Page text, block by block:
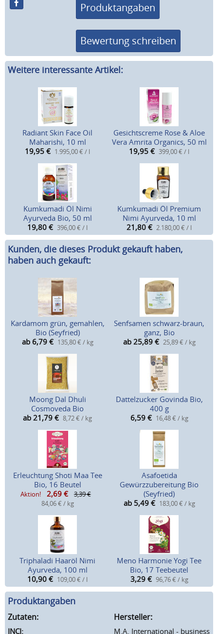
Produktangaben
Bewertung schreiben
Weitere interessante Artikel:
Radiant Skin Face Oil
Maharishi, 10 ml
19,95 € 1.995,00 € / l
Gesichtscreme Rose & Aloe
Vera Amrita Organics, 50 ml
19,95 € 399,00 € / l
Kumkumadi Öl Nimi
Ayurveda Bio, 50 ml
19,80 € 396,00 € / l
Kumkumadi Öl Premium
Nimi Ayurveda, 10 ml
21,80 € 2.180,00 € / l
Kunden, die dieses Produkt gekauft haben,
haben auch gekauft:
Kardamom grün, gemahlen,
Bio (Seyfried)
ab 6,79 € 135,80 € / kg
Senfsamen schwarz-braun,
ganz, Bio
ab 25,89 € 25,89 € / kg
Moong Dal Dhuli
Cosmoveda Bio
ab 21,79 € 8,72 € / kg
Dattelzucker Govinda Bio,
400 g
6,59 € 16,48 € / kg
Erleuchtung Shoti Maa Tee
Bio, 16 Beutel
Aktion! 2,69 €
3,39 €
84,06 € / kg
Asafoetida
Gewürzzubereitung Bio
(Seyfried)
ab 5,49 € 183,00 € / kg
Triphaladi Haaröl Nimi
Ayurveda, 100 ml
10,90 € 109,00 € / l
Meno Harmonie Yogi Tee
Bio, 17 Teebeutel
3,29 € 96,76 € / kg
Produktangaben
Zutaten:
INCI:
Hersteller:
M.A. International - business